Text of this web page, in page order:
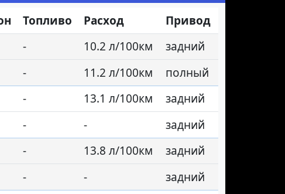
Топливо Расход
Привод
- 10.2 л/100км
задний
- 11.2 л/100км
полный
- 13.1 л/100км
задний
- -
задний
- 13.8 л/100км
задний
- -
задний